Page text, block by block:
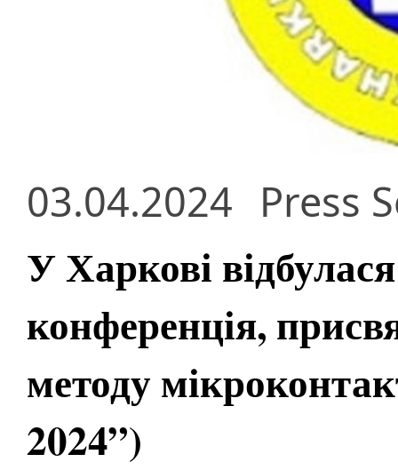
03.04.2024 Press
У Харкові
конференція,
методу
2024”)